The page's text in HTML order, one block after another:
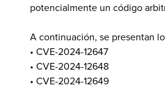
potencialmente un código
A continuación, se presentan
• CVE-2024-12647
• CVE-2024-12648
• CVE-2024-12649